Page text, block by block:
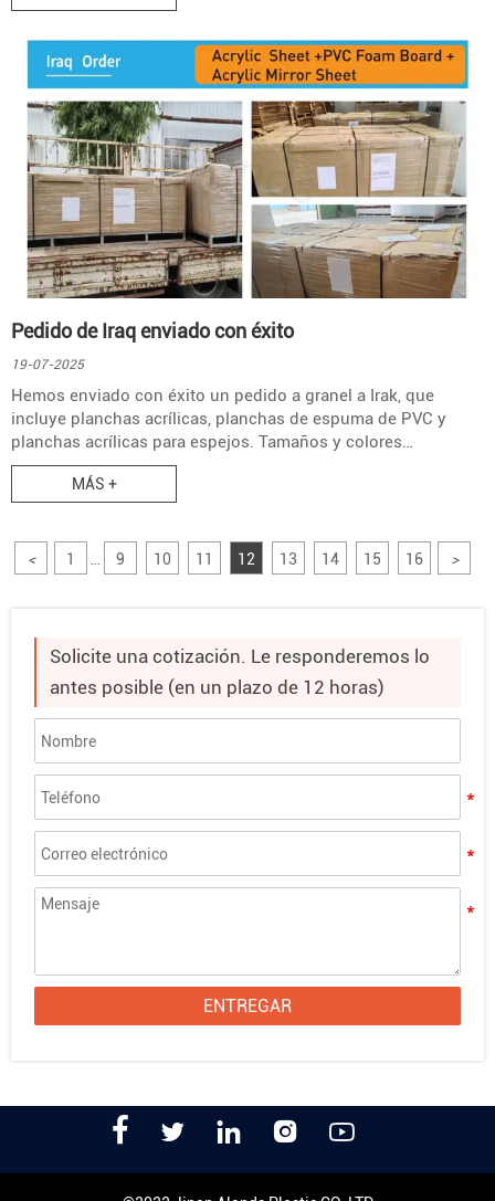
Pedido de Iraq enviado con éxito
19-07-2025
Hemos enviado con éxito un pedido a granel a Irak, que
incluye planchas acrílicas, planchas de espuma de PVC y
planchas acrílicas para espejos. Tamaños y colores
personalizados. Envío global con embalaje profesional.
MÁS +
< 1 9 10 11 12 13 14 15 16 >
Solicite una cotización. Le responderemos lo
antes posible (en un plazo de 12 horas)
ENTREGAR
    